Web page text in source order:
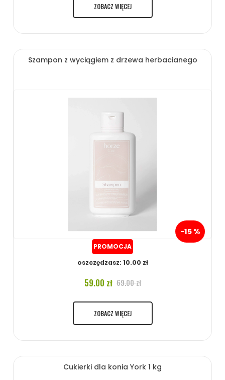
ZOBACZ WIĘCEJ
Szampon z wyciągiem z drzewa herbacianego
PROMOCJA
-15 %
oszczędzasz: 10.00 zł
59.00 zł 69.00 zł
ZOBACZ WIĘCEJ
Cukierki dla konia York 1 kg